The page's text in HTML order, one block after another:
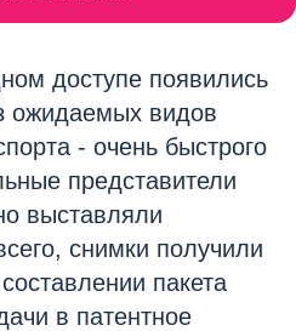
доступе появились
ожидаемых видов
- очень быстрого
представители
выставляли
снимки получили
пакета
в патентное